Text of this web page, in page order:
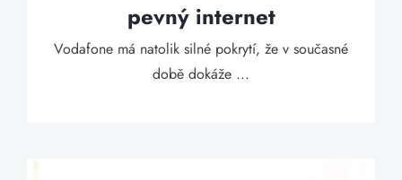
pevný internet
Vodafone má natolik silné pokrytí, že v současné
době dokáže ...